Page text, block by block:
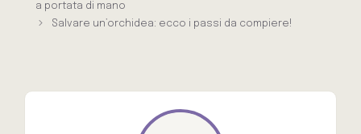
a portata di mano
Salvare un’orchidea: ecco i passi da compiere!